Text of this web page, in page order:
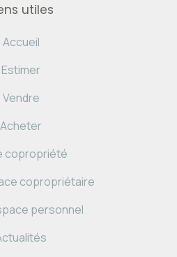
utiles
Accueil
Estimer
Vendre
Acheter
copropriété
copropriétaire
personnel